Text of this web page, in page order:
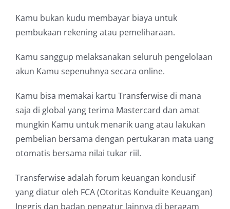
Kamu bukan kudu membayar biaya untuk
pembukaan rekening atau pemeliharaan.
Kamu sanggup melaksanakan seluruh pengelolaan
akun Kamu sepenuhnya secara online.
Kamu bisa memakai kartu Transferwise di mana
saja di global yang terima Mastercard dan amat
mungkin Kamu untuk menarik uang atau lakukan
pembelian bersama dengan pertukaran mata uang
otomatis bersama nilai tukar riil.
Transferwise adalah forum keuangan kondusif
yang diatur oleh FCA (Otoritas Konduite Keuangan)
Inggris dan badan pengatur lainnya di beragam